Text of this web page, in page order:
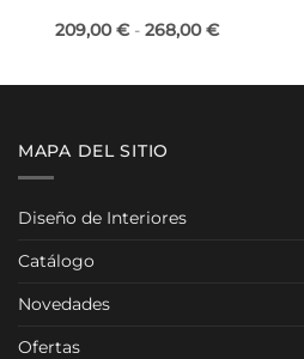
209,00€ - 268,00€Rango
209,00 €
MAPA DEL SITIO
Diseño de Interiores
Catálogo
Novedades
Ofertas